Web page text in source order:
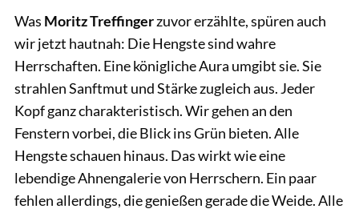
Was Moritz Treffingerzuvor erzählte, spüren auch
wir jetzt hautnah: Die Hengste sind wahre
Herrschaften. Eine königliche Aura umgibt sie. Sie
strahlen Sanftmut und Stärke zugleich aus. Jeder
Kopf ganz charakteristisch. Wir gehen an den
Fenstern vorbei, die Blick ins Grün bieten. Alle
Hengste schauen hinaus. Das wirkt wie eine
lebendige Ahnengalerie von Herrschern. Ein paar
fehlen allerdings, die genießen gerade die Weide. Alle